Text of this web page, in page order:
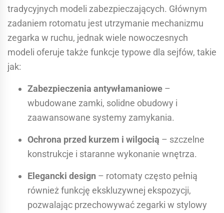
tradycyjnych modeli zabezpieczających. Głównym
zadaniem rotomatu jest utrzymanie mechanizmu
zegarka w ruchu, jednak wiele nowoczesnych
modeli oferuje także funkcje typowe dla sejfów, takie
jak:
Zabezpieczenia antywłamaniowe –
wbudowane zamki, solidne obudowy i
zaawansowane systemy zamykania.
Ochrona przed kurzem i wilgocią – szczelne
konstrukcje i staranne wykonanie wnętrza.
Elegancki design – rotomaty często pełnią
również funkcję ekskluzywnej ekspozycji,
pozwalając przechowywać zegarki w stylowy